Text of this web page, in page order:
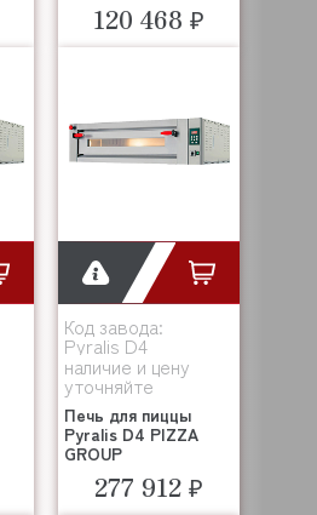
120 468 ₽
Код завода:
Pyralis D4
наличие и цену
уточняйте
Печь для пиццы
Pyralis D4 PIZZA
GROUP
277 912 ₽